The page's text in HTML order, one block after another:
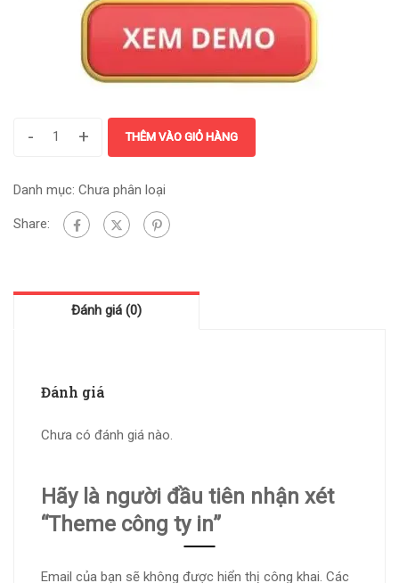
- + THÊM VÀO GIỎ HÀNG
Danh mục: Chưa phân loại
Share:
Đánh giá (0)
Đánh giá
Chưa có đánh giá nào.
Hãy là người đầu tiên nhận xét
“Theme công ty in”
Email của bạn sẽ không được hiển thị công khai. Các